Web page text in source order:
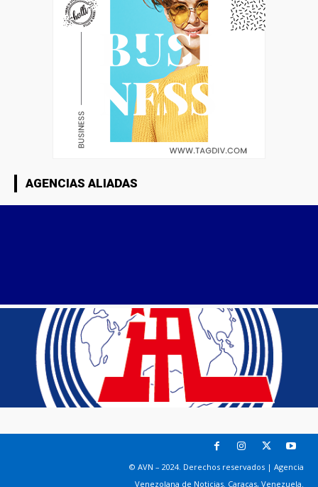
AGENCIAS ALIADAS
© AVN – 2024. Derechos reservados | Agencia
Venezolana de Noticias. Caracas, Venezuela.